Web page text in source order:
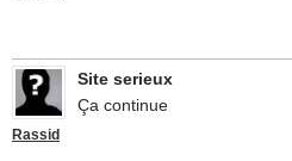
Rassid
Site serieux
Ça continue